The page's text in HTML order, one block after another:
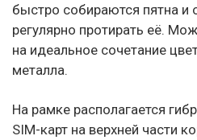
быстро собираются пятна и
регулярно протирать её.
на идеальное сочетание
металла.
На рамке располагается
SIM-карт на верхней части